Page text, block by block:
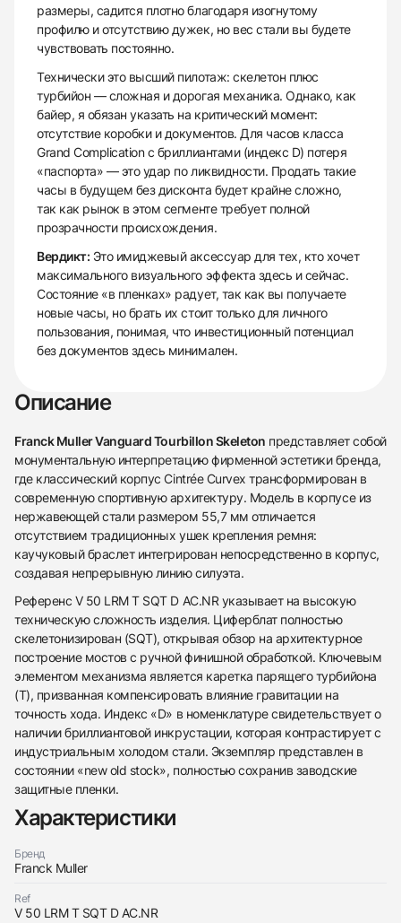
438
285
145
142
205
204
195
150
6
размеры, садится плотно благодаря изогнутому
профилю и отсутствию дужек, но вес стали вы будете
чувствовать постоянно.
Технически это высший пилотаж: скелетон плюс
турбийон — сложная и дорогая механика. Однако, как
байер, я обязан указать на критический момент:
отсутствие коробки и документов. Для часов класса
Grand Complication с бриллиантами (индекс D) потеря
«паспорта» — это удар по ликвидности. Продать такие
часы в будущем без дисконта будет крайне сложно,
так как рынок в этом сегменте требует полной
прозрачности происхождения.
Вердикт: Это имиджевый аксессуар для тех, кто хочет
максимального визуального эффекта здесь и сейчас.
Состояние «в пленках» радует, так как вы получаете
новые часы, но брать их стоит только для личного
пользования, понимая, что инвестиционный потенциал
без документов здесь минимален.
Описание
Franck Muller Vanguard Tourbillon Skeleton представляет собой
монументальную интерпретацию фирменной эстетики бренда,
где классический корпус Cintrée Curvex трансформирован в
современную спортивную архитектуру. Модель в корпусе из
нержавеющей стали размером 55,7 мм отличается
отсутствием традиционных ушек крепления ремня:
каучуковый браслет интегрирован непосредственно в корпус,
создавая непрерывную линию силуэта.
Референс V 50 LRM T SQT D AC.NR указывает на высокую
техническую сложность изделия. Циферблат полностью
скелетонизирован (SQT), открывая обзор на архитектурное
построение мостов с ручной финишной обработкой. Ключевым
элементом механизма является каретка парящего турбийона
(T), призванная компенсировать влияние гравитации на
точность хода. Индекс «D» в номенклатуре свидетельствует о
наличии бриллиантовой инкрустации, которая контрастирует с
индустриальным холодом стали. Экземпляр представлен в
состоянии «new old stock», полностью сохранив заводские
защитные пленки.
Характеристики
Бренд
Franck Muller
Ref
V 50 LRM T SQT D AC.NR
Заказать эти часы
с вами
Трейд-ин часов
Оставьте ваши контактные данные и мы свяжемся
Franck Muller
Mens Collection Vanguard Minute Repeater